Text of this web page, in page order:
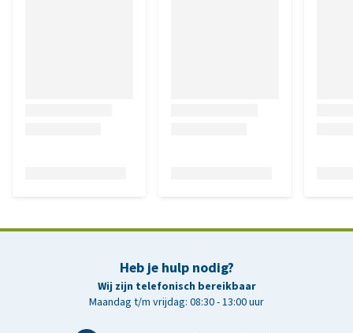
Heb je hulp nodig?
Wij zijn telefonisch bereikbaar
Maandag t/m vrijdag: 08:30 - 13:00 uur